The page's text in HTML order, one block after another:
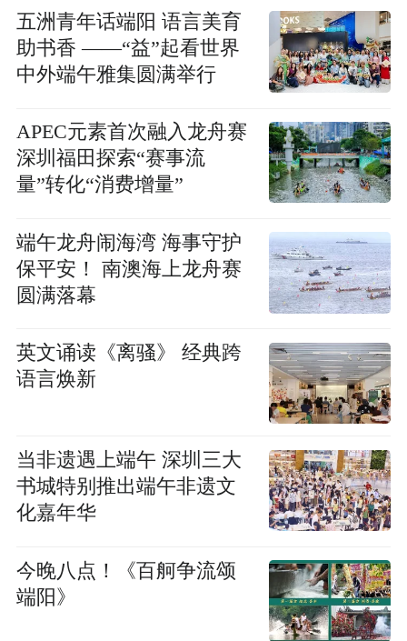
五洲青年话端阳 语言美育
助书香 ——“益”起看世界
中外端午雅集圆满举行
APEC元素首次融入龙舟赛
深圳福田探索“赛事流
量”转化“消费增量”
端午龙舟闹海湾 海事守护
保平安！ 南澳海上龙舟赛
圆满落幕
英文诵读《离骚》 经典跨
语言焕新
当非遗遇上端午 深圳三大
书城特别推出端午非遗文
化嘉年华
今晚八点！《百舸争流颂
端阳》